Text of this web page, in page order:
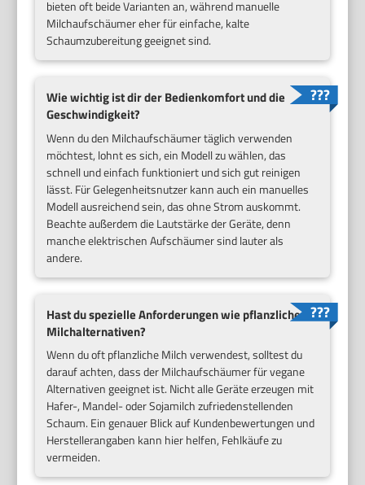
bieten oft beide Varianten an, während manuelle
Milchaufschäumer eher für einfache, kalte
Schaumzubereitung geeignet sind.
Wie wichtig ist dir der Bedienkomfort und die
Geschwindigkeit?
Wenn du den Milchaufschäumer täglich verwenden
möchtest, lohnt es sich, ein Modell zu wählen, das
schnell und einfach funktioniert und sich gut reinigen
lässt. Für Gelegenheitsnutzer kann auch ein manuelles
Modell ausreichend sein, das ohne Strom auskommt.
Beachte außerdem die Lautstärke der Geräte, denn
manche elektrischen Aufschäumer sind lauter als
andere.
Hast du spezielle Anforderungen wie pflanzliche
Milchalternativen?
Wenn du oft pflanzliche Milch verwendest, solltest du
darauf achten, dass der Milchaufschäumer für vegane
Alternativen geeignet ist. Nicht alle Geräte erzeugen mit
Hafer-, Mandel- oder Sojamilch zufriedenstellenden
Schaum. Ein genauer Blick auf Kundenbewertungen und
Herstellerangaben kann hier helfen, Fehlkäufe zu
vermeiden.